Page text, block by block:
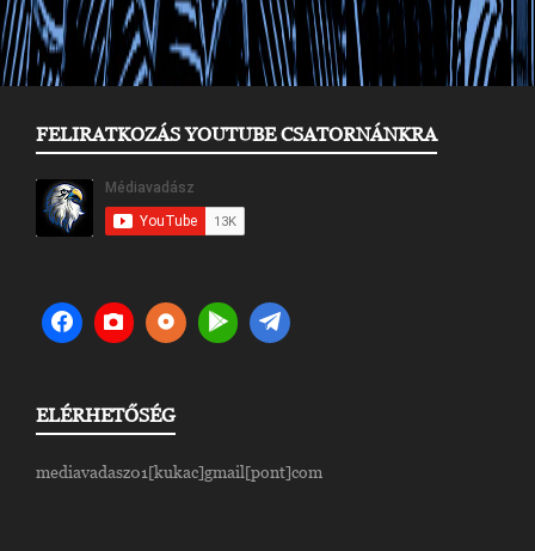
FELIRATKOZÁS YOUTUBE CSATORNÁNKRA
ELÉRHETŐSÉG
mediavadasz01[kukac]gmail[pont]com